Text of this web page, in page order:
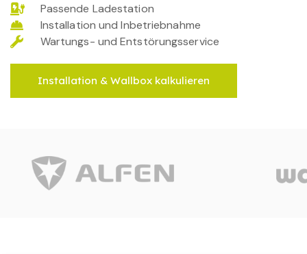
Passende Ladestation
Installation und Inbetriebnahme
Wartungs- und Entstörungsservice
Installation & Wallbox kalkulieren